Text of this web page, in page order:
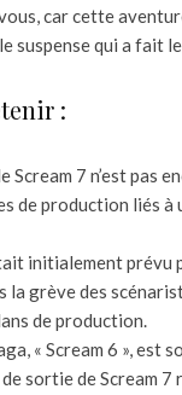
car cette
suspense qui a fait
:
Scream 7 n’est pas
de production liés à
initialement prévu
la grève des
de production.
« Scream 6 », est
sortie de Scream